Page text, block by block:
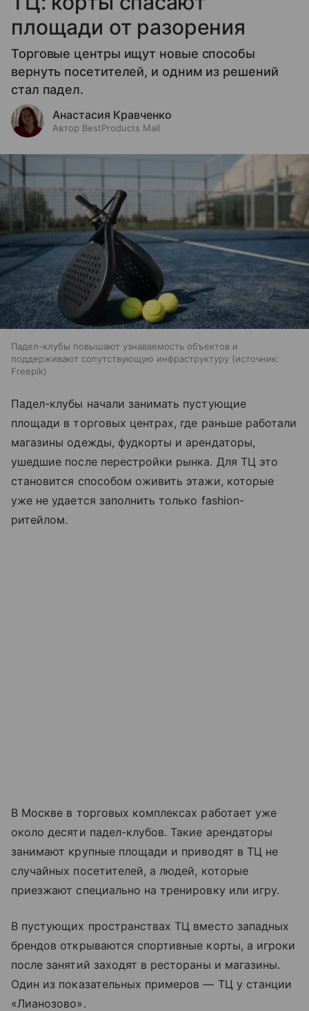
площади от разорения
Торговые центры ищут новые способы
вернуть посетителей, и одним из решений
стал падел.
Анастасия Кравченко
Автор BestProducts Mail
Падел-клубы повышают узнаваемость объектов и
поддерживают сопутствующую инфраструктуру
источник:
Freepik
Падел-клубы начали занимать пустующие
площади в торговых центрах, где раньше работали
магазины одежды, фудкорты и арендаторы,
ушедшие после перестройки рынка. Для ТЦ это
становится способом оживить этажи, которые
уже не удается заполнить только fashion-
ритейлом.
В Москве в торговых комплексах работает уже
около десяти падел-клубов. Такие арендаторы
занимают крупные площади и приводят в ТЦ не
случайных посетителей, а людей, которые
приезжают специально на тренировку или игру.
В пустующих пространствах ТЦ вместо западных
брендов открываются спортивные корты, а игроки
после занятий заходят в рестораны и магазины.
Один из показательных примеров — ТЦ у станции
«Лианозово».